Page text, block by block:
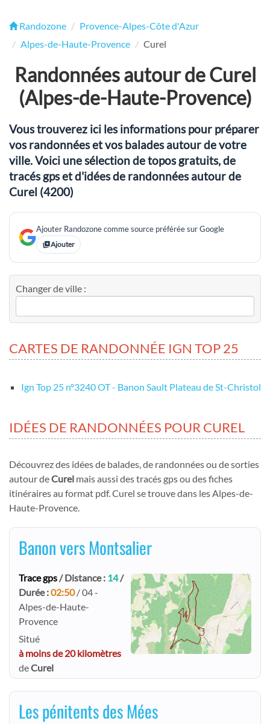
Randozone
Provence-Alpes-Côte d'Azur
Alpes-de-Haute-Provence
Curel
Randonnées autour de Curel
(Alpes-de-Haute-Provence)
Vous trouverez ici les informations pour préparer
vos randonnées et vos balades autour de votre
ville. Voici une sélection de topos gratuits, de
tracés gps et d'idées de randonnées autour de
Curel (4200)
Ajouter Randozone comme source préférée sur Google
Ajouter
Changer de ville :
CARTES DE RANDONNÉE IGN TOP 25
Ign Top 25 nº3240 OT - Banon Sault Plateau de St-Christol
IDÉES DE RANDONNÉES POUR CUREL
Découvrez des idées de balades, de randonnées ou de sorties
autour deCurel mais aussi des tracés gps ou des fiches
itinéraires au format pdf. Curel se trouve dans les Alpes-de-
Haute-Provence.
Banon vers Montsalier
Trace gps/ Distance : 14/
Durée :02:50/ 04 -
Alpes-de-Haute-
Provence
Situé
à moins de 20 kilomètres
deCurel
Les pénitents des Mées